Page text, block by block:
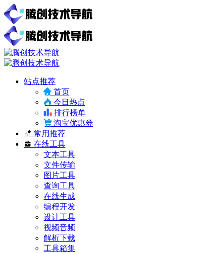
站点推荐
首页
今日热点
排行榜单
淘宝优惠券
常用推荐
在线工具
文本工具
文件传输
图片工具
查询工具
在线生成
编程开发
设计工具
视频音频
解析下载
工具箱集